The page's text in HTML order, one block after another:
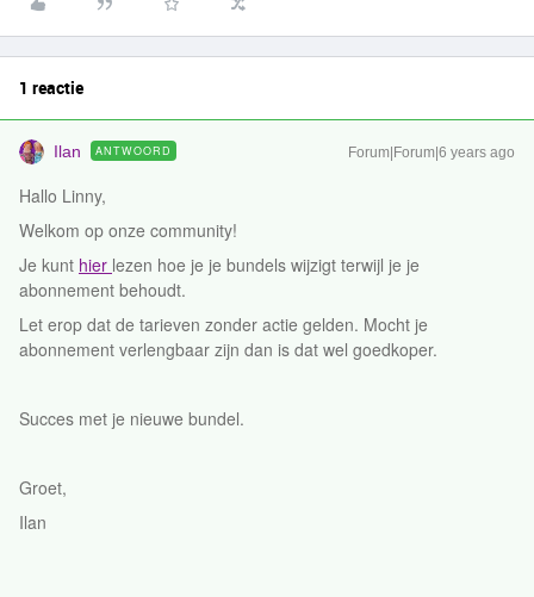
1 reactie
Ilan ANTWOORD Forum|Forum|6 years ago
Hallo Linny,
Welkom op onze community!
Je kunt hier lezen hoe je je bundels wijzigt terwijl je je
abonnement behoudt.
Let erop dat de tarieven zonder actie gelden. Mocht je
abonnement verlengbaar zijn dan is dat wel goedkoper.
Succes met je nieuwe bundel.
Groet,
Ilan